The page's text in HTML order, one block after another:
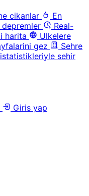
cikanlar
En
Real-
harita
Ulkelere
gez
Sehre
sehir
Giris yap